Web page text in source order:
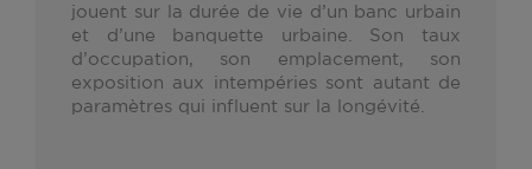
jouent sur la durée de vie d’un banc urbain
et d’une banquette urbaine. Son taux
d’occupation, son emplacement, son
exposition aux intempéries sont autant de
paramètres qui influent sur la longévité.